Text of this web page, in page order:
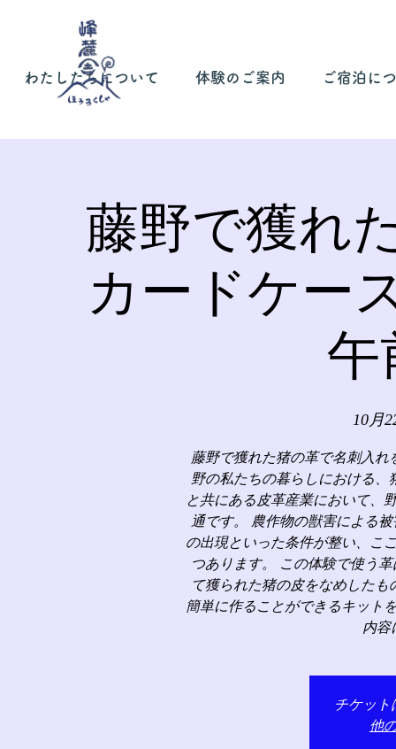
わたしたちについて 体験のご案内 ご宿泊に
藤野で獲れ
カードケー
午
10月
藤野で獲れた猪の革で名刺入
野の私たちの暮らしにおける
と共にある皮革産業において、
通です。 農作物の獣害による
の出現といった条件が整い、こ
つあります。 この体験で使う
て獲られた猪の皮をなめした
簡単に作ることができるキット
内容
チケット
他